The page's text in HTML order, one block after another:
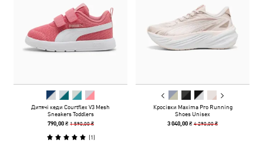
Дитячі кеди Courtflex V3 Mesh
Sneakers Toddlers
790,00 ₴ 1 590,00 ₴
(1)
Кросівки Maxima Pro Running
Shoes Unisex
3 040,00 ₴4 290,00 ₴